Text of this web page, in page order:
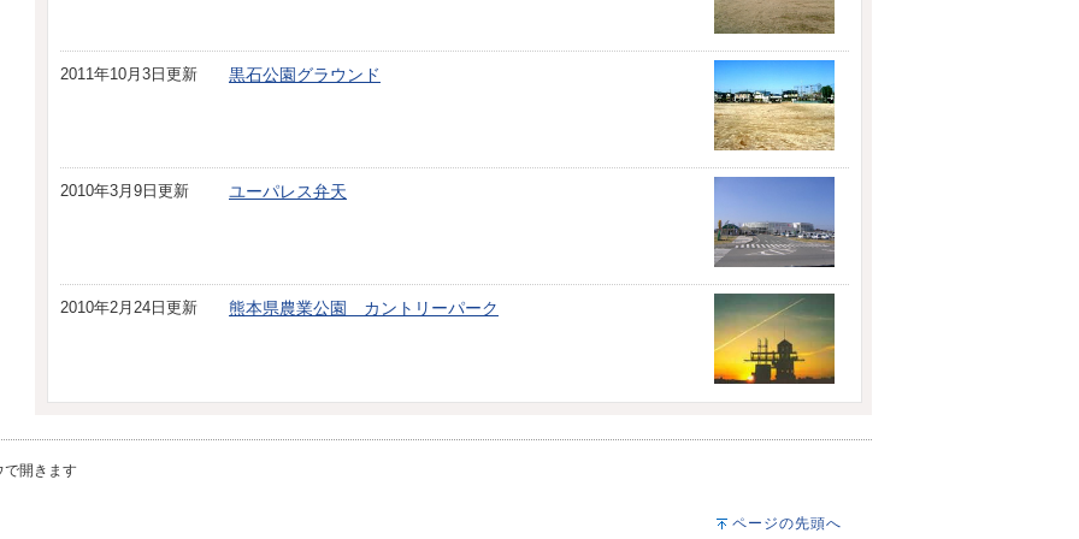
2011年10月3日更新 黒石公園グラウンド
2010年3月9日更新 ユーパレス弁天
2010年2月24日更新 熊本県農業公園 カントリーパーク
で開きます
ページの先頭へ